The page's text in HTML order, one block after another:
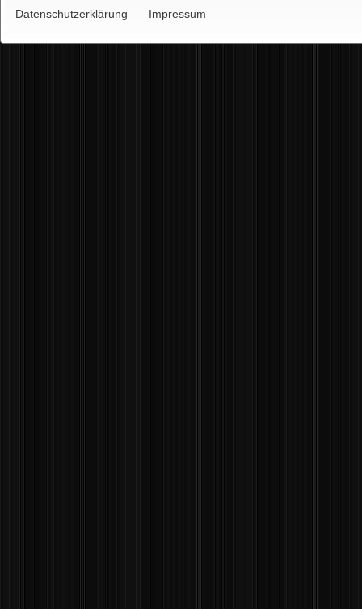
Datenschutzerklärung Impressum